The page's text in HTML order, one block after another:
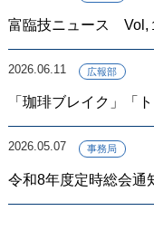
富臨技ニュース Vol,
2026.06.11 広報部
「珈琲ブレイク」「
2026.05.07 事務局
令和8年度定時総会通